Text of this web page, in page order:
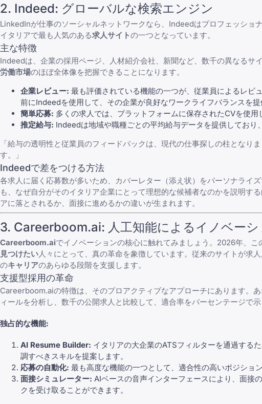
2. Indeed: グローバルな検索エンジン
LinkedInが仕事のソーシャルネットワークなら、Indeedはプロフェッショ
イタリアで最も人気のある求人サイトの一つとなっています。
主な特徴
Indeedは、企業の採用ページ、人材紹介会社、新聞など、数千の異なる
労働市場のほぼ全体像を把握できることになります。
企業レビュー: 最も評価されている機能の一つが、従業員によるレビ
前にIndeedを使用して、その企業が良好なワークライフバランスを提
簡単応募: 多くの求人では、プラットフォームに保存されたCVを使
推定給与: Indeedは地域や職種ごとの平均給与データを提供しており
「給与の透明性と従業員のフィードバックは、現代の仕事探しの柱とな
す。」
Indeedで差をつける方法
各求人に届く応募数が多いため、 カバーレター（添え状）をパーソナライズ
も、なぜ自分がそのイタリア企業にとって理想的な候補者なのかを説明す
アに落とされるか、面接に進めるかの違いが生まれます。
3. Careerboom.ai: 人工知能によるイノベーシ
Careerboom.aiでイノベーションの核心に触れてみましょう。2026年、
見つけたい人々にとって、真の革命を象徴しています。従来のサイトが
のキャリアのあらゆる段階を支援します。
支援型採用の革命
Careerboom.aiの特徴は、そのプロアクティブなアプローチにあります。
ィールを分析し、数千の公開求人と比較して、適合率をパーセンテージで示
独占的な機能:
AI Resume Builder: イタリアの大企業のATSフィルターを通過する
調すべきスキルを提案します。
応募の自動化: 最も高度な機能の一つとして、適合性の高いポジショ
面接シミュレーター: AIベースの音声インターフェースにより、面接
クを受け取ることができます。